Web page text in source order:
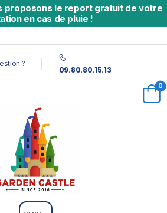
proposons le report gratuit de votre
en cas de pluie !
?
09.80.80.15.13
0